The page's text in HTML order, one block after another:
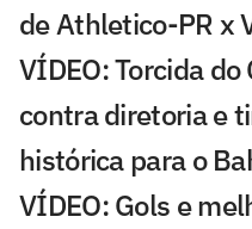
de Athletico-PR x
VÍDEO: Torcida
contra diretoria e
histórica para o
VÍDEO: Gols e